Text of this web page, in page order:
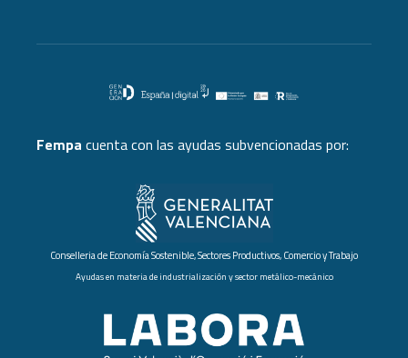
Fempa cuenta con las ayudas subvencionadas por:
Conselleria de Economía Sostenible, Sectores Productivos, Comercio y Trabajo
Ayudas en materia de industrialización y sector metálico-mecánico